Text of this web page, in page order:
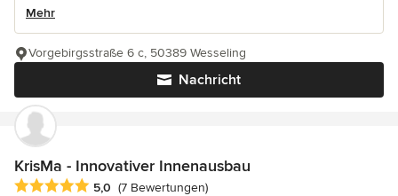
Mehr
Nachricht
Vorgebirgsstraße 6 c, 50389 Wesseling
KrisMa - Innovativer Innenausbau
Durchschnittliche Bewertung: 5 von 5 Sternen
5,0 (7 Bewertungen)